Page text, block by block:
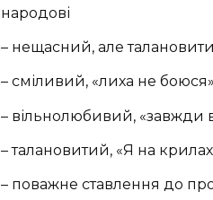
народові
– нещасний, але
– сміливий, «лиха не боюся»
– вільнолюбивий, «завжди
– талановитий, «Я на
– поважне ставлення до